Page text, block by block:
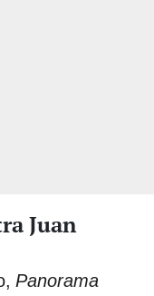
Juan
Panorama